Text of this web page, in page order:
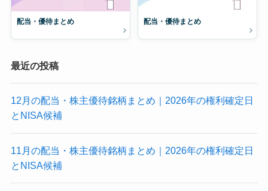
配当・優待まとめ 配当・優待まとめ
最近の投稿
12月の配当・株主優待銘柄まとめ｜2026年の権利確定日
とNISA候補
11月の配当・株主優待銘柄まとめ｜2026年の権利確定日
とNISA候補